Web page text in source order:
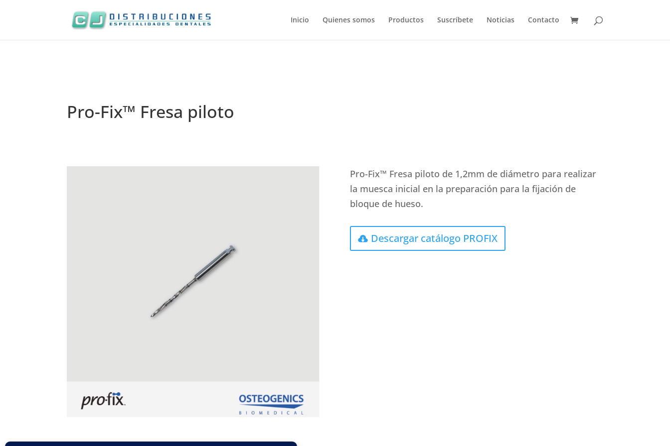
Inicio Quienes somos Productos Suscríbete Noticias Contacto
Pro-Fix™ Fresa piloto
Pro-Fix™ Fresa piloto de 1,2mm de diámetro para realizar
la muesca inicial en la preparación para la fijación de
bloque de hueso.
Descargar catálogo PROFIX